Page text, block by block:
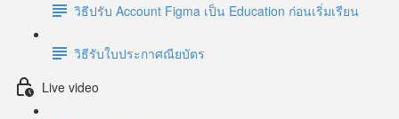
วิธีปรับ Account Figma เป็น Education ก่อนเริ่มเรียน
วิธีรับใบประกาศณียบัตร
Live video